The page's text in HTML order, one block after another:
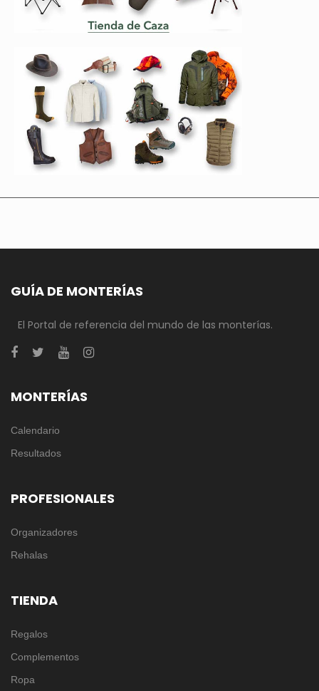
GUÍA DE MONTERÍAS
El Portal de referencia del mundo de las monterías.
MONTERÍAS
Calendario
Resultados
PROFESIONALES
Organizadores
Rehalas
TIENDA
Regalos
Complementos
Ropa